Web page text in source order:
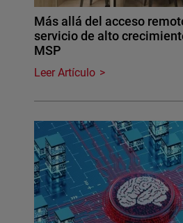
Más allá del acceso
servicio de alto
MSP
Leer Artículo